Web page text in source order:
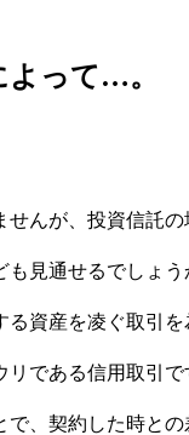
よって…。
んが、投資信託
見通せるでしょ
資産を凌ぐ取引
である信用取引
、契約した時と